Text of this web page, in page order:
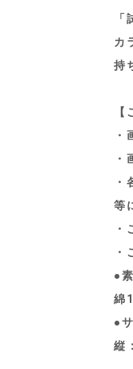
カ
持
【
・
等
●
綿
●
縦